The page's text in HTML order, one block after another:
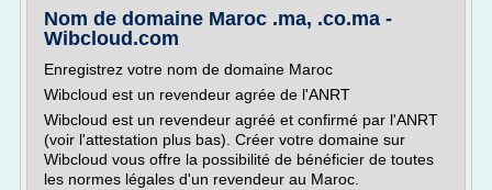
Nom de domaine Maroc .ma, .co.ma -
Wibcloud.com
Enregistrez votre nom de domaine Maroc
Wibcloud est un revendeur agrée de l'ANRT
Wibcloud est un revendeur agréé et confirmé par l'ANRT
(voir l'attestation plus bas). Créer votre domaine sur
Wibcloud vous offre la possibilité de bénéficier de toutes
les normes légales d'un revendeur au Maroc.